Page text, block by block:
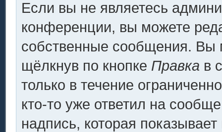
Если вы не являетесь
конференции, вы можете
собственные сообщения. Вы
щёлкнув по кнопке Правка в
только в течение
кто-то уже ответил на
надпись, которая